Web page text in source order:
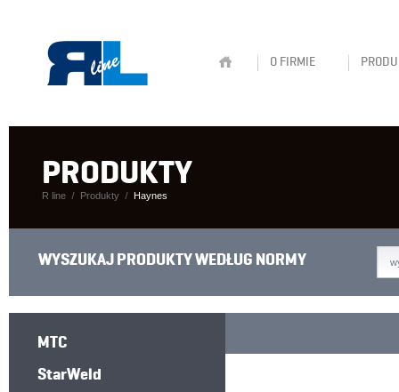
O FIRMIE
PRODUKTY
R line Produkty Haynes
WYSZUKAJ PRODUKTY WEDŁUG NORMY
MTC
StarWeld